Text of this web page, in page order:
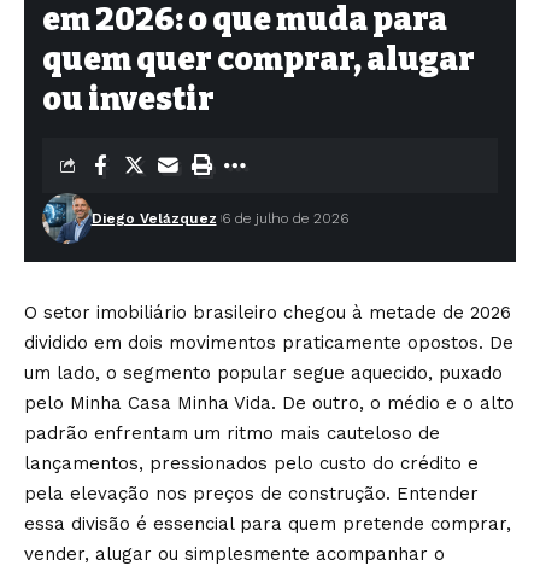
em 2026: o que muda para
quem quer comprar, alugar
ou investir
Diego Velázquez 6 de julho de 2026
O setor imobiliário brasileiro chegou à metade de 2026
dividido em dois movimentos praticamente opostos. De
um lado, o segmento popular segue aquecido, puxado
pelo Minha Casa Minha Vida. De outro, o médio e o alto
padrão enfrentam um ritmo mais cauteloso de
lançamentos, pressionados pelo custo do crédito e
pela elevação nos preços de construção. Entender
essa divisão é essencial para quem pretende comprar,
vender, alugar ou simplesmente acompanhar o